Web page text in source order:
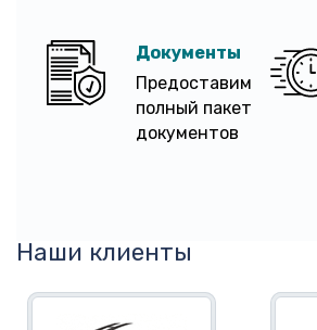
Документы
Предоставим
полный пакет
документов
Наши клиенты